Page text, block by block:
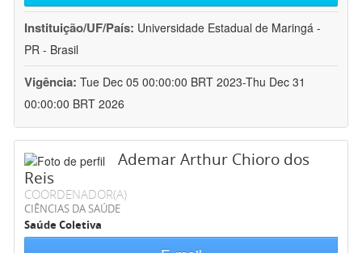
Instituição/UF/País: Universidade Estadual de Maringá -
PR - Brasil
Vigência: Tue Dec 05 00:00:00 BRT 2023-Thu Dec 31
00:00:00 BRT 2026
Ademar Arthur Chioro dos
Reis
COORDENADOR(A)
CIÊNCIAS DA SAÚDE
Saúde Coletiva